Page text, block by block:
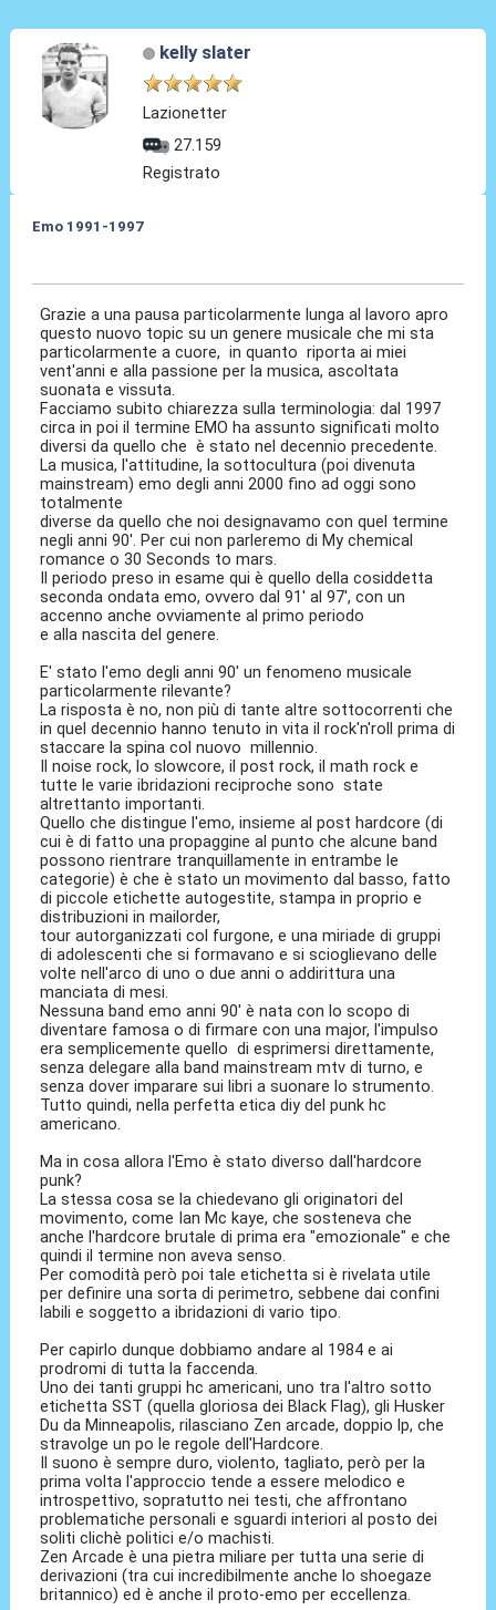
kelly slater
Lazionetter
27.159
Registrato
Emo 1991-1997
Grazie a una pausa particolarmente lunga al lavoro apro
questo nuovo topic su un genere musicale che mi sta
particolarmente a cuore, in quanto riporta ai miei
vent'anni e alla passione per la musica, ascoltata
suonata e vissuta.
Facciamo subito chiarezza sulla terminologia: dal 1997
circa in poi il termine EMO ha assunto significati molto
diversi da quello che è stato nel decennio precedente.
La musica, l'attitudine, la sottocultura (poi divenuta
mainstream) emo degli anni 2000 fino ad oggi sono
totalmente
diverse da quello che noi designavamo con quel termine
negli anni 90'. Per cui non parleremo di My chemical
romance o 30 Seconds to mars.
Il periodo preso in esame qui è quello della cosiddetta
seconda ondata emo, ovvero dal 91' al 97', con un
accenno anche ovviamente al primo periodo
e alla nascita del genere.
E' stato l'emo degli anni 90' un fenomeno musicale
particolarmente rilevante?
La risposta è no, non più di tante altre sottocorrenti che
in quel decennio hanno tenuto in vita il rock'n'roll prima di
staccare la spina col nuovo millennio.
Il noise rock, lo slowcore, il post rock, il math rock e
tutte le varie ibridazioni reciproche sono state
altrettanto importanti.
Quello che distingue l'emo, insieme al post hardcore (di
cui è di fatto una propaggine al punto che alcune band
possono rientrare tranquillamente in entrambe le
categorie) è che è stato un movimento dal basso, fatto
di piccole etichette autogestite, stampa in proprio e
distribuzioni in mailorder,
tour autorganizzati col furgone, e una miriade di gruppi
di adolescenti che si formavano e si scioglievano delle
volte nell'arco di uno o due anni o addirittura una
manciata di mesi.
Nessuna band emo anni 90' è nata con lo scopo di
diventare famosa o di firmare con una major, l'impulso
era semplicemente quello di esprimersi direttamente,
senza delegare alla band mainstream mtv di turno, e
senza dover imparare sui libri a suonare lo strumento.
Tutto quindi, nella perfetta etica diy del punk hc
americano.
Ma in cosa allora l'Emo è stato diverso dall'hardcore
punk?
La stessa cosa se la chiedevano gli originatori del
movimento, come Ian Mc kaye, che sosteneva che
anche l'hardcore brutale di prima era "emozionale" e che
quindi il termine non aveva senso.
Per comodità però poi tale etichetta si è rivelata utile
per definire una sorta di perimetro, sebbene dai confini
labili e soggetto a ibridazioni di vario tipo.
Per capirlo dunque dobbiamo andare al 1984 e ai
prodromi di tutta la faccenda.
Uno dei tanti gruppi hc americani, uno tra l'altro sotto
etichetta SST (quella gloriosa dei Black Flag), gli Husker
Du da Minneapolis, rilasciano Zen arcade, doppio lp, che
stravolge un po le regole dell'Hardcore.
Il suono è sempre duro, violento, tagliato, però per la
prima volta l'approccio tende a essere melodico e
introspettivo, sopratutto nei testi, che affrontano
problematiche personali e sguardi interiori al posto dei
soliti clichè politici e/o machisti.
Zen Arcade è una pietra miliare per tutta una serie di
derivazioni (tra cui incredibilmente anche lo shoegaze
britannico) ed è anche il proto-emo per eccellenza.